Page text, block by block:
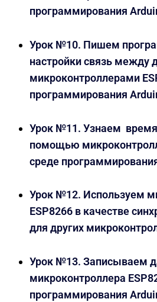
программирования
Урок №10. Пишем
настройки связь между
микроконтроллерами
программирования
Урок №11. Узнаем время
помощью
среде
Урок №12. Используем
ESP8266 в качестве
для других
Урок №13. Записываем
микроконтроллера
программирования